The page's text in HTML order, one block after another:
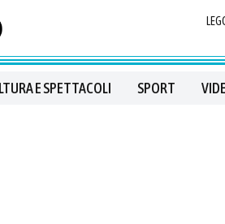
E SPETTACOLI SPORT